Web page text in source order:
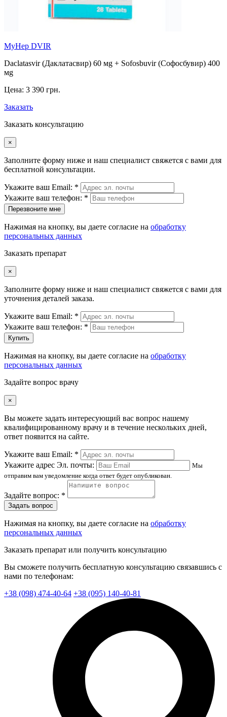
MyHep DVIR
Daclatasvir (Даклатасвир) 60 мg + Sofosbuvir (Софосбувир) 400
мg
Цена: 3 390 грн.
Заказать
Заказать консультацию
×
Заполните форму ниже и наш специалист свяжется с вами для
бесплатной консультации.
Укажите ваш Email: *
Укажите ваш телефон: *
Перезвоните мне
Нажимая на кнопку, вы даете согласие на обработку
персональных данных
Заказать препарат
×
Заполните форму ниже и наш специалист свяжется с вами для
уточнения деталей заказа.
Укажите ваш Email: *
Укажите ваш телефон: *
Купить
Нажимая на кнопку, вы даете согласие на обработку
персональных данных
Задайте вопрос врачу
×
Вы можете задать интересующий вас вопрос нашему
квалифицированному врачу и в течение нескольких дней,
ответ появится на сайте.
Укажите ваш Email: *
Укажите адрес Эл. почты:
Мы
отправим вам уведомление когда ответ будет опубликован.
Задайте вопрос: *
Задать вопрос
Нажимая на кнопку, вы даете согласие на обработку
персональных данных
Заказать препарат или получить консультацию
Вы сможете получить бесплатную консультацию связавшись с
нами по телефонам:
+38 (098) 474-40-64 +38 (095) 140-40-81